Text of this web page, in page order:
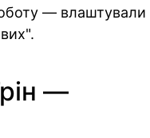
— влаштували
—